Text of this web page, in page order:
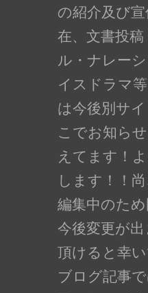
の紹介及び
在、文書投
ル・ナレー
イスドラマ
は今後別サ
こでお知ら
えてます！
します！！
編集中のた
今後変更が
頂けると幸
ブログ記事で